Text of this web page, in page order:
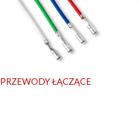
PRZEWODY ŁĄCZĄCE